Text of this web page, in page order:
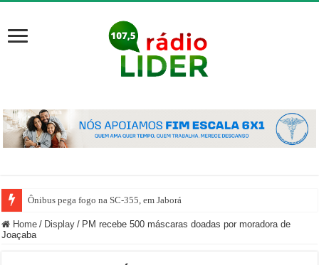
Ônibus pega fogo na SC-355, em Jaborá
Home / Display / PM recebe 500 máscaras doadas por moradora de
Joaçaba